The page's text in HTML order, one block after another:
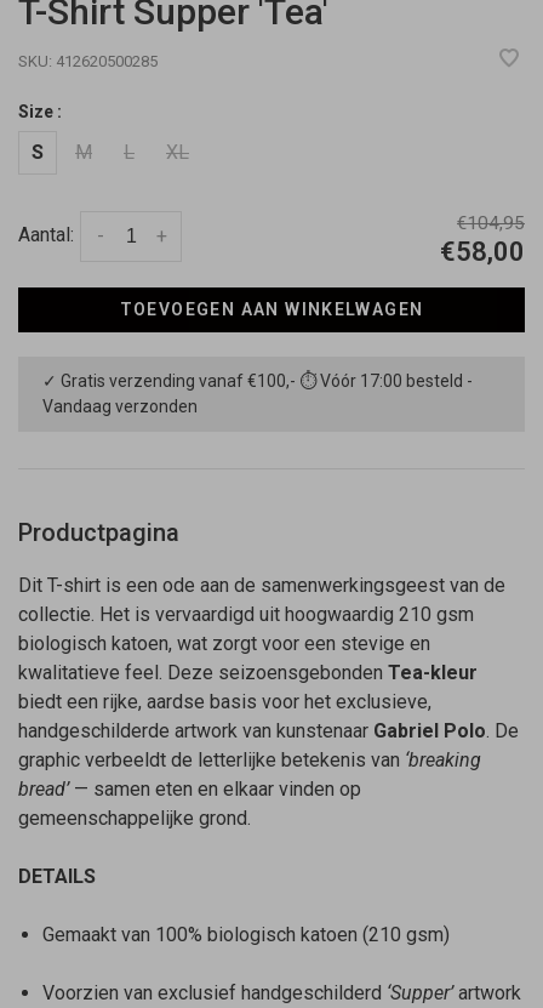
T-Shirt Supper 'Tea'
SKU: 412620500285
Size :
S M L XL
Aantal: +
-
€104,95
€58,00
TOEVOEGEN AAN WINKELWAGEN
✓ Gratis verzending vanaf €100,- ⏱ Vóór 17:00 besteld -
Vandaag verzonden
Productpagina
Dit T-shirt is een ode aan de samenwerkingsgeest van de
collectie. Het is vervaardigd uit hoogwaardig 210 gsm
biologisch katoen, wat zorgt voor een stevige en
kwalitatieve feel. Deze seizoensgebonden Tea-kleur
biedt een rijke, aardse basis voor het exclusieve,
handgeschilderde artwork van kunstenaar Gabriel Polo . De
graphic verbeeldt de letterlijke betekenis van ‘breaking
bread’— samen eten en elkaar vinden op
gemeenschappelijke grond.
DETAILS
Gemaakt van 100% biologisch katoen (210 gsm)
Voorzien van exclusief handgeschilderd ‘Supper’artwork